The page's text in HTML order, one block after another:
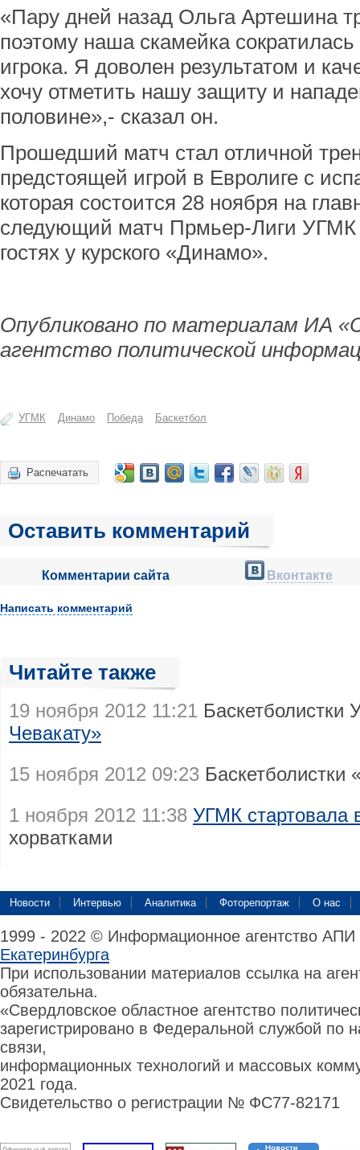
«Пару дней назад Ольга Артешина
поэтому наша скамейка сократилась
игрока. Я доволен результатом и
хочу отметить нашу защиту и
половине»,- сказал он.
Прошедший матч стал отличной
предстоящей игрой в Евролиге с
которая состоится 28 ноября на
следующий матч Прмьер-Лиги УГМК
гостях у курского «Динамо».
Опубликовано по материалам ИА
агентство политической
УГМК Динамо Победа Баскетбол
Распечатать
Оставить комментарий
Комментарии сайта Вконтакте
Написать комментарий
Читайте также
19 ноября 2012 11:21
Чевакату»
15 ноября 2012 09:23
1 ноября 2012 11:38 УГМК стартовала
хорватками
Новости Интервью Аналитика Фоторепортаж О нас
1999 - 2022 © Информационное агентство
Екатеринбурга
При использовании материалов ссылка на
обязательна.
«Свердловское областное агентство
зарегистрировано в Федеральной службой по
связи,
информационных технологий и массовых
2021 года.
Свидетельство о регистрации № ФС77-82171